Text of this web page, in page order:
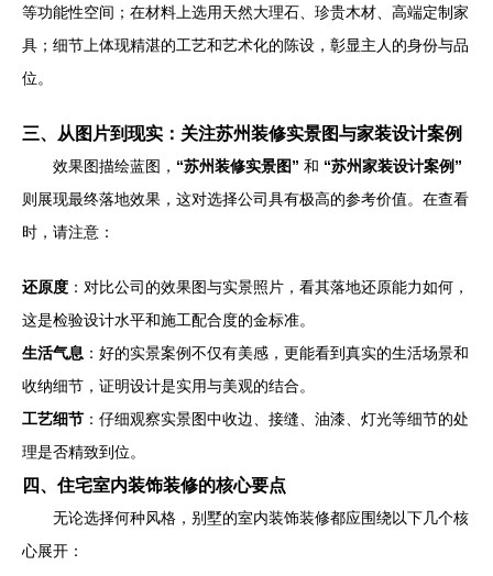
等功能性空间；在材料上选用天然大理石、珍贵木材、高端定制家
具；细节上体现精湛的工艺和艺术化的陈设，彰显主人的身份与品
位。
三、从图片到现实：关注苏州装修实景图与家装设计案例
效果图描绘蓝图， “苏州装修实景图” 和 “苏州家装设计案例”
则展现最终落地效果，这对选择公司具有极高的参考价值。在查看
时，请注意：
还原度 ：对比公司的效果图与实景照片，看其落地还原能力如何，
这是检验设计水平和施工配合度的金标准。
生活气息 ：好的实景案例不仅有美感，更能看到真实的生活场景和
收纳细节，证明设计是实用与美观的结合。
工艺细节 ：仔细观察实景图中收边、接缝、油漆、灯光等细节的处
理是否精致到位。
四、住宅室内装饰装修的核心要点
无论选择何种风格，别墅的室内装饰装修都应围绕以下几个核
心展开：